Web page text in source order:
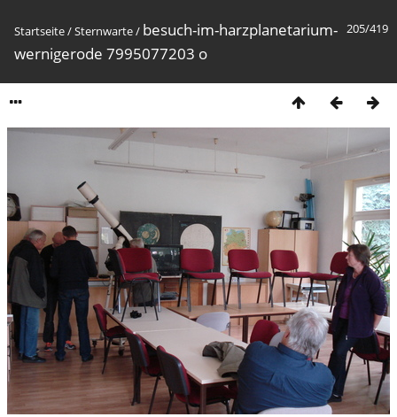
205/419
Startseite/Sternwarte/ besuch-im-harzplanetarium-
wernigerode 7995077203 o